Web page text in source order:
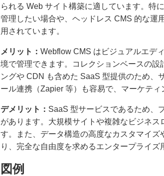
られる Web サイト構築に適しています。特
管理したい場合や、ヘッドレス CMS 的な運
用されています。
メリット： Webflow CMS はビジュアルエデ
境で管理できます。コレクションベースの
ングや CDN も含めた SaaS 型提供のため、
ール連携（Zapier 等）も容易で、マーケテ
デメリット： SaaS 型サービスであるため、
があります。大規模サイトや複雑なビジネ
す。また、データ構造の高度なカスタマイ
り、完全な自由度を求めるエンタープライズ
図例